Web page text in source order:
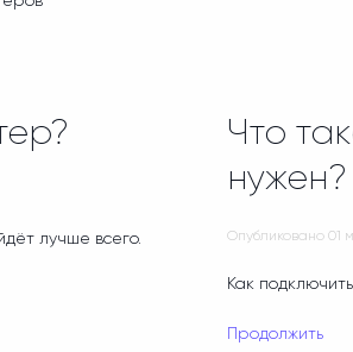
лучше всего.
Что
нужен?
Опубликовано 01
Как
Продолжить